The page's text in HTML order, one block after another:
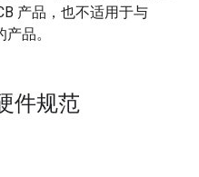
产品，也不适用于与
品。
件规范